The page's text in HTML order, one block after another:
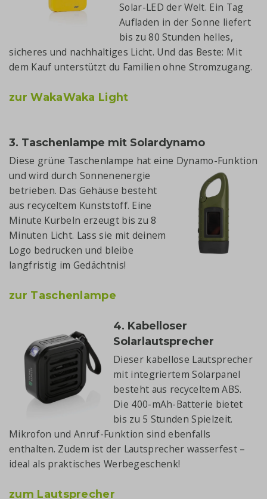
Solar-LED der Welt. Ein Tag
Aufladen in der Sonne liefert
bis zu 80 Stunden helles,
sicheres und nachhaltiges Licht. Und das Beste: Mit
dem Kauf unterstützt du Familien ohne Stromzugang.
zur WakaWaka Light
3. Taschenlampe mit Solardynamo
Diese grüne Taschenlampe hat eine Dynamo-Funktion
und wird durch Sonnenenergie
betrieben. Das Gehäuse besteht
aus recyceltem Kunststoff. Eine
Minute Kurbeln erzeugt bis zu 8
Minuten Licht. Lass sie mit deinem
Logo bedrucken und bleibe
langfristig im Gedächtnis!
zur Taschenlampe
4. Kabelloser
Solarlautsprecher
Dieser kabellose Lautsprecher
mit integriertem Solarpanel
besteht aus recyceltem ABS.
Die 400-mAh-Batterie bietet
bis zu 5 Stunden Spielzeit.
Mikrofon und Anruf-Funktion sind ebenfalls
enthalten. Zudem ist der Lautsprecher wasserfest –
ideal als praktisches Werbegeschenk!
zum Lautsprecher